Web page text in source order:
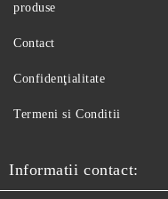
produse
Contact
Confidenţialitate
Termeni si Conditii
Informatii contact: